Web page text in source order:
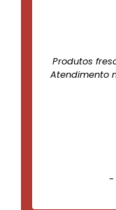
Produtos
Atendimento
-